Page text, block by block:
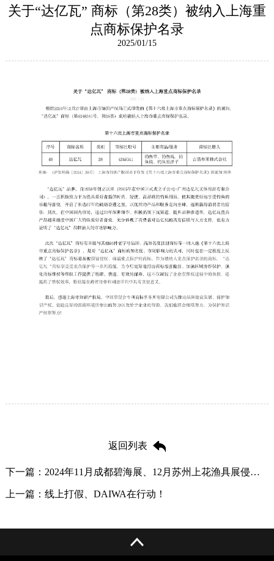
关于“达亿瓦” 商标（第28类）被纳入上海重
点商标保护名录
2025/01/15
返回列表
下一篇：2024年11月成都碧海展、12月苏州上花渔具展侵权查处-
上一篇：线上打假、DAIWA在行动！